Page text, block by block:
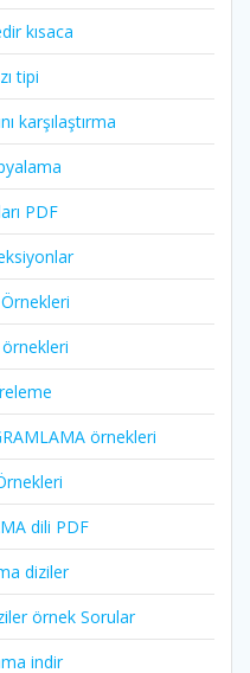
kısaca
tipi
karşılaştırma
PDF
örnekleri
dili PDF
diziler
örnek Sorular
indir